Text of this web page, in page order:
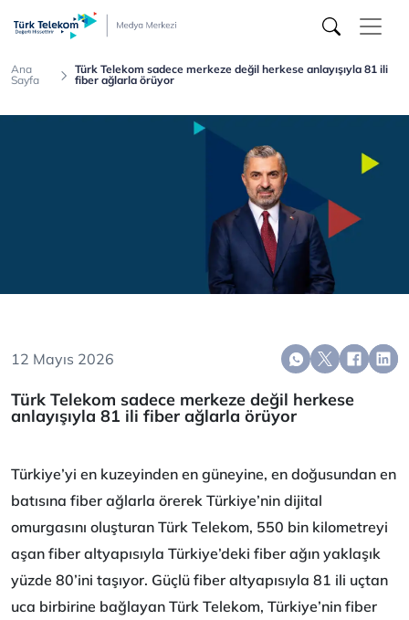
Telekom
Medya
Ana
Sayfa
Türk Telekom sadece merkeze değil herkese anlayışıyla 81 ili
fiber ağlarla örüyor
12 Mayıs 2026
Türk Telekom sadece merkeze değil herkese
anlayışıyla 81 ili fiber ağlarla örüyor
Türkiye’yi en kuzeyinden en güneyine, en doğusundan en
batısına fiber ağlarla örerek Türkiye’nin dijital
omurgasını oluşturan Türk Telekom, 550 bin kilometreyi
aşan fiber altyapısıyla Türkiye’deki fiber ağın yaklaşık
yüzde 80’ini taşıyor. Güçlü fiber altyapısıyla 81 ili uçtan
uca birbirine bağlayan Türk Telekom, Türkiye’nin fiber